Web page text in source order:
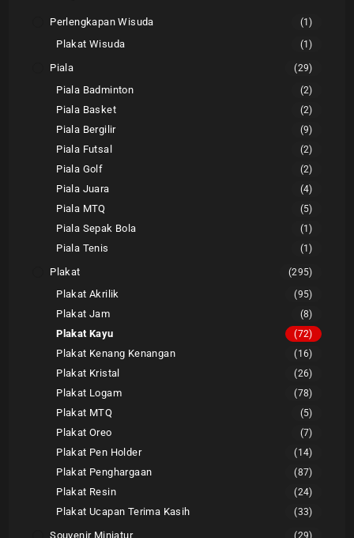
Perlengkapan Wisuda (1)
Plakat Wisuda (1)
Piala (29)
Piala Badminton (2)
Piala Basket (2)
Piala Bergilir (9)
Piala Futsal (2)
Piala Golf (2)
Piala Juara (4)
Piala MTQ (5)
Piala Sepak Bola (1)
Piala Tenis (1)
Plakat (295)
Plakat Akrilik (95)
Plakat Jam (8)
Plakat Kayu (72)
Plakat Kenang Kenangan (16)
Plakat Kristal (26)
Plakat Logam (78)
Plakat MTQ (5)
Plakat Oreo (7)
Plakat Pen Holder (14)
Plakat Penghargaan (87)
Plakat Resin (24)
Plakat Ucapan Terima Kasih (33)
Souvenir Miniatur (29)